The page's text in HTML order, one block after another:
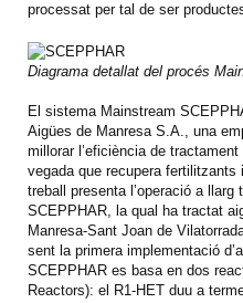
processat per tal de ser
Diagrama detallat del procés
El sistema Mainstream
Aigües de Manresa S.A., una
millorar l’eficiència de
vegada que recupera
treball presenta l’operació a
SCEPPHAR, la qual ha tractat
Manresa-Sant Joan de
sent la primera implementació
SCEPPHAR es basa en dos
Reactors): el R1-HET duu a